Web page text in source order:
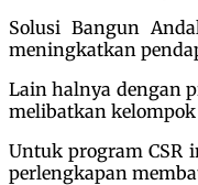
Solusi Bangun
meningkatkan
Lain halnya dengan
melibatkan
Untuk program CSR
perlengkapan